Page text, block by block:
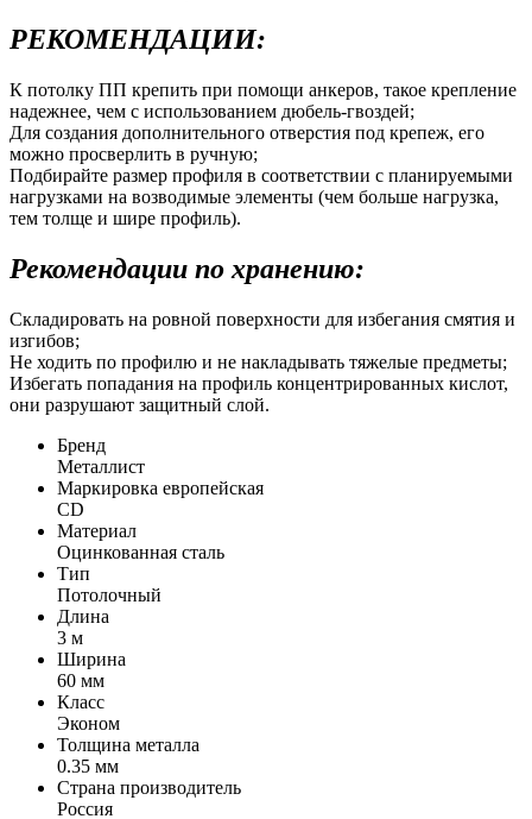
РЕКОМЕНДАЦИИ:
К потолку ПП крепить при помощи анкеров, такое крепление
надежнее, чем с использованием дюбель-гвоздей;
Для создания дополнительного отверстия под крепеж, его
можно просверлить в ручную;
Подбирайте размер профиля в соответствии с планируемыми
нагрузками на возводимые элементы (чем больше нагрузка,
тем толще и шире профиль).
Рекомендации по хранению:
Складировать на ровной поверхности для избегания смятия и
изгибов;
Не ходить по профилю и не накладывать тяжелые предметы;
Избегать попадания на профиль концентрированных кислот,
они разрушают защитный слой.
Бренд
Металлист
Маркировка европейская
CD
Материал
Оцинкованная сталь
Тип
Потолочный
Длина
3 м
Ширина
60 мм
Класс
Эконом
Толщина металла
0.35 мм
Страна производитель
Россия